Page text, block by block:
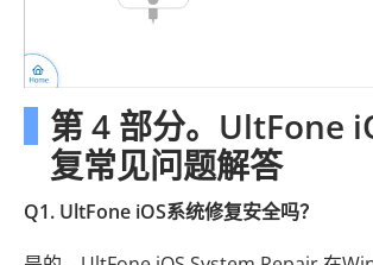
第 4 部分。UltFone
复常见问题解答
Q1. UltFone iOS系统修复安全吗？